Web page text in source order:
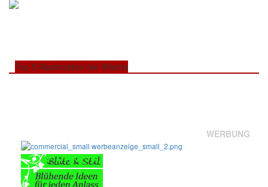
Top 5 Nachrichten der Woche
WERBUNG